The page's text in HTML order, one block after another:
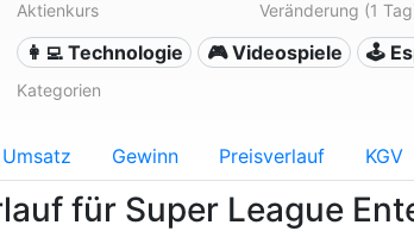
Aktienkurs Veränderung (1
👩‍💻 Technologie 🎮 Videospiele 🕹️
Kategorien
Umsatz Gewinn Preisverlauf KGV
für Super League